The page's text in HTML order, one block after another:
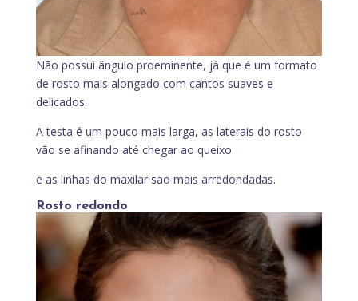
Não possui ângulo proeminente, já que é um formato
de rosto mais alongado com cantos suaves e
delicados.
A testa é um pouco mais larga, as laterais do rosto
vão se afinando até chegar ao queixo
e as linhas do maxilar são mais arredondadas.
Rosto redondo